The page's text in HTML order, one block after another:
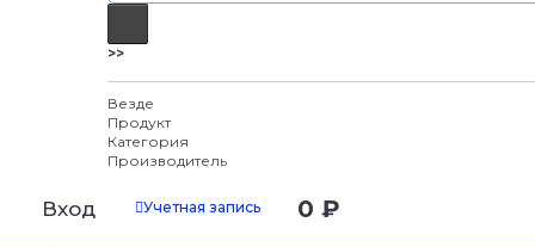
>>
Везде
Продукт
Категория
Производитель
Вход Учетная запись 0 ₽